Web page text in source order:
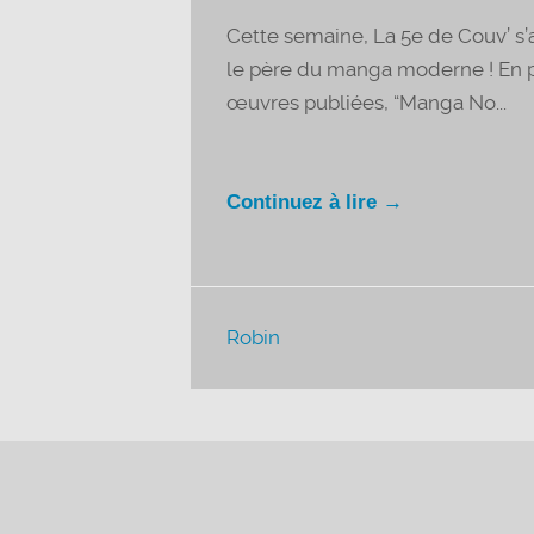
Cette semaine, La 5e de Couv’
le père du manga moderne ! En
œuvres publiées, “Manga No...
Continuez à lire →
Robin